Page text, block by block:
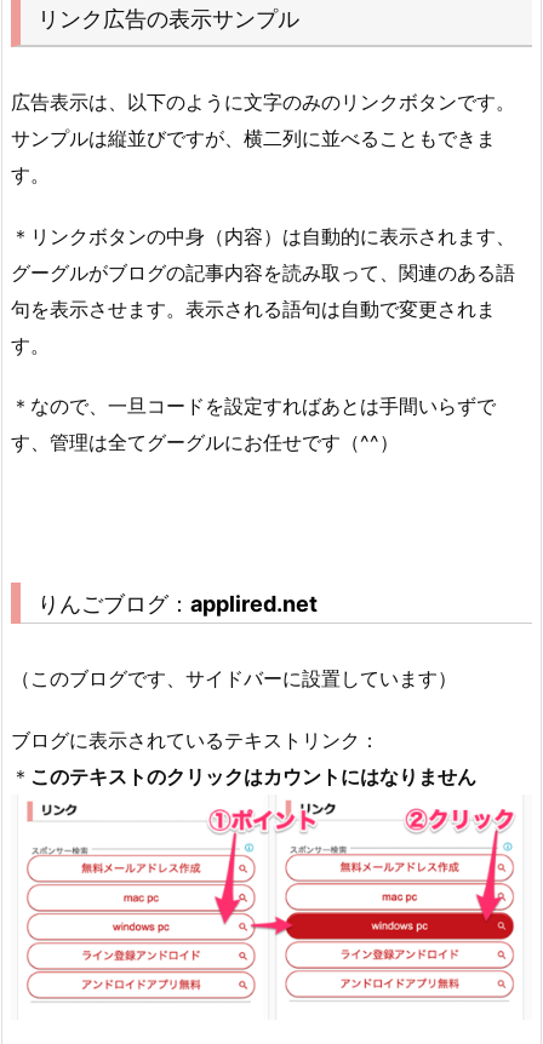
リンク広告の表示サンプル
広告表示は、以下のように文字のみのリンクボタンです。
サンプルは縦並びですが、横二列に並べることもできま
す。
＊リンクボタンの中身（内容）は自動的に表示されます、
グーグルがブログの記事内容を読み取って、関連のある語
句を表示させます。表示される語句は自動で変更されま
す。
＊なので、一旦コードを設定すればあとは手間いらずで
す、管理は全てグーグルにお任せです（^^）
りんごブログ： applired.net
（このブログです、サイドバーに設置しています）
ブログに表示されているテキストリンク：
＊ このテキストのクリックはカウントにはなりません